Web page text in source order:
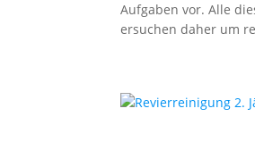
Aufgaben vor. Alle
ersuchen daher um